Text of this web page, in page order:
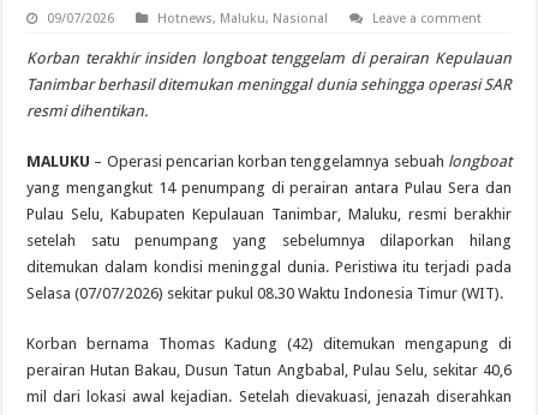
09/07/2026 Hotnews, Maluku, Nasional Leave a comment
Korban terakhir insiden longboat tenggelam di perairan Kepulauan
Tanimbar berhasil ditemukan meninggal dunia sehingga operasi SAR
resmi dihentikan.
MALUKU – Operasi pencarian korban tenggelamnya sebuah longboat
yang mengangkut 14 penumpang di perairan antara Pulau Sera dan
Pulau Selu, Kabupaten Kepulauan Tanimbar, Maluku, resmi berakhir
setelah satu penumpang yang sebelumnya dilaporkan hilang
ditemukan dalam kondisi meninggal dunia. Peristiwa itu terjadi pada
Selasa (07/07/2026) sekitar pukul 08.30 Waktu Indonesia Timur (WIT).
Korban bernama Thomas Kadung (42) ditemukan mengapung di
perairan Hutan Bakau, Dusun Tatun Angbabal, Pulau Selu, sekitar 40,6
mil dari lokasi awal kejadian. Setelah dievakuasi, jenazah diserahkan